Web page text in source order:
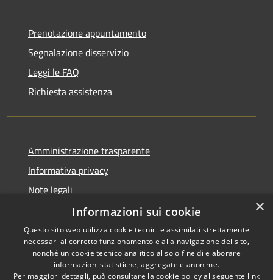
Prenotazione appuntamento
Segnalazione disservizio
Leggi le FAQ
Richiesta assistenza
Amministrazione trasparente
Informativa privacy
Note legali
Dichiarazione di accessibilità
RSS
Copyright © 2026 • Comune di
×
Informazioni sui cookie
Questo sito web utilizza cookie tecnici e assimilati strettamente
necessari al corretto funzionamento e alla navigazione del sito,
nonché un cookie tecnico analitico al solo fine di elaborare
informazioni statistiche, aggregate e anonime.
Per maggiori dettagli, può consultare la cookie policy al seguente link